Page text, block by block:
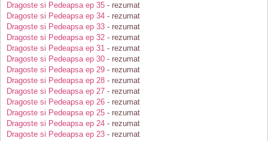
Dragoste si Pedeapsa ep 35 - rezumat
Dragoste si Pedeapsa ep 34 - rezumat
Dragoste si Pedeapsa ep 33 - rezumat
Dragoste si Pedeapsa ep 32 - rezumat
Dragoste si Pedeapsa ep 31 - rezumat
Dragoste si Pedeapsa ep 30 - rezumat
Dragoste si Pedeapsa ep 29 - rezumat
Dragoste si Pedeapsa ep 28 - rezumat
Dragoste si Pedeapsa ep 27 - rezumat
Dragoste si Pedeapsa ep 26 - rezumat
Dragoste si Pedeapsa ep 25 - rezumat
Dragoste si Pedeapsa ep 24 - rezumat
Dragoste si Pedeapsa ep 23 - rezumat